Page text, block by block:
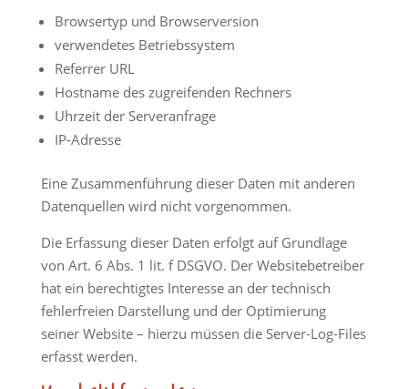
Browsertyp und Browserversion
verwendetes Betriebssystem
Referrer URL
Hostname des zugreifenden Rechners
Uhrzeit der Serveranfrage
IP-Adresse
Eine Zusammenführung dieser Daten mit anderen
Datenquellen wird nicht vorgenommen.
Die Erfassung dieser Daten erfolgt auf Grundlage
von Art. 6 Abs. 1 lit. f DSGVO. Der Websitebetreiber
hat ein berechtigtes Interesse an der technisch
fehlerfreien Darstellung und der Optimierung
seiner Website – hierzu müssen die Server-Log-Files
erfasst werden.